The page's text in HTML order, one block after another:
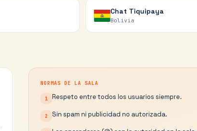
Chat Tiquipaya
Bolivia
NORMAS DE LA SALA
1 Respeto entre todos los usuarios siempre.
2 Sin spam ni publicidad no autorizada.